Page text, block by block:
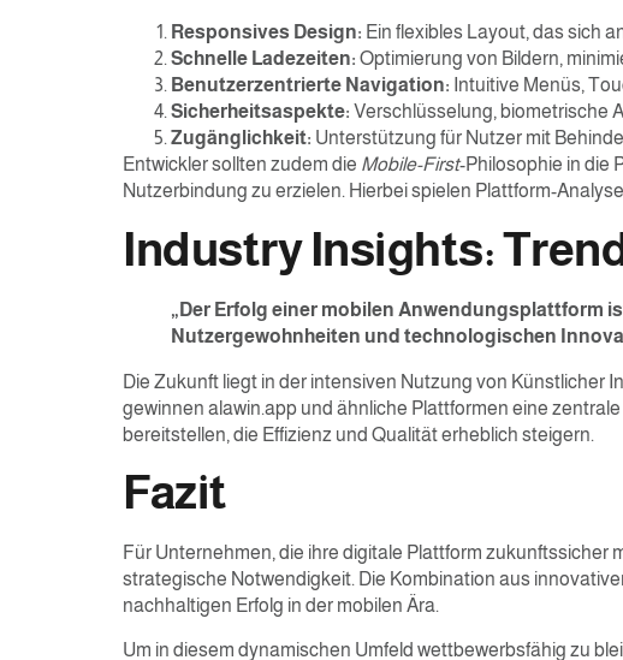
Responsives Design: Ein flexibles Layout, das sich
Schnelle Ladezeiten: Optimierung von Bildern,
Benutzerzentrierte Navigation: Intuitive Menüs,
Sicherheitsaspekte: Verschlüsselung, biometrische
Zugänglichkeit: Unterstützung für Nutzer mit
Entwickler sollten zudem die Mobile-First-Philosophie in die
Nutzerbindung zu erzielen. Hierbei spielen Plattform-
Industry Insights:
„Der Erfolg einer mobilen Anwendungsplattform
Nutzergewohnheiten und technologischen
Die Zukunft liegt in der intensiven Nutzung von
gewinnen alawin.app und ähnliche Plattformen eine
bereitstellen, die Effizienz und Qualität erheblich steigern.
Fazit
Für Unternehmen, die ihre digitale Plattform
strategische Notwendigkeit. Die Kombination aus
nachhaltigen Erfolg in der mobilen Ära.
Um in diesem dynamischen Umfeld wettbewerbsfähig zu